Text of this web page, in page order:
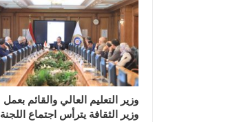
وزير التعليم العالي والقائم بعمل
وزير الثقافة يترأس اجتماع اللجنة